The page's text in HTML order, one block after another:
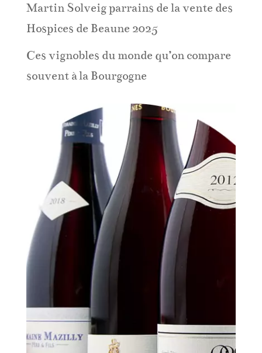
Martin Solveig parrains de la vente des
Hospices de Beaune 2025
Ces vignobles du monde qu’on compare
souvent à la Bourgogne